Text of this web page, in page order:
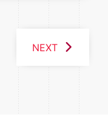
NEXT